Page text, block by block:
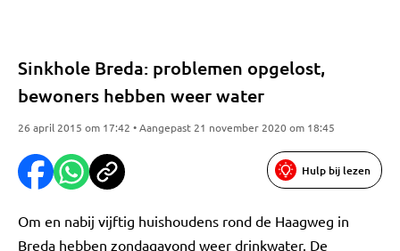
Sinkhole Breda: problemen opgelost,
bewoners hebben weer water
26 april 2015 om 17:42 • Aangepast 21 november 2020 om 18:45
Hulp bij lezen
Om en nabij vijftig huishoudens rond de Haagweg in
Breda hebben zondagavond weer drinkwater. De